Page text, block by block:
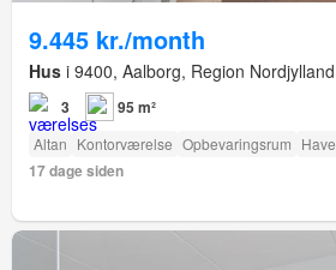
9.445 kr./month
Hus i 9400, Aalborg, Region Nordjylland
3 95 m²
Altan Kontorværelse Opbevaringsrum Have
17 dage siden